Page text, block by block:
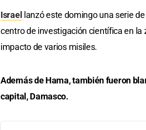
Israel
lanzó este domingo una serie
centro de investigación científica en la
impacto de varios misiles.
Además de Hama, también fueron
capital, Damasco.